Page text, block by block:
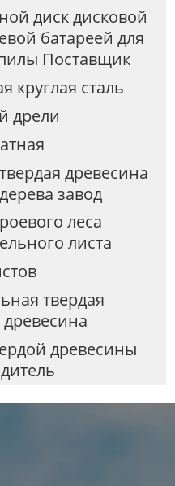
диск дисковой
батареей для
Поставщик
круглая сталь
дрели
древесина
завод
леса
листа
твердая
древесины